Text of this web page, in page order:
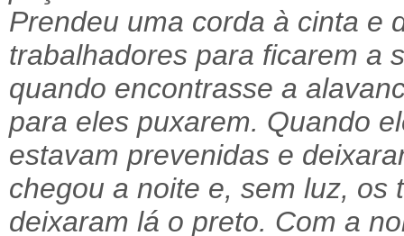
Prendeu uma corda à cinta e
trabalhadores para ficarem a
quando encontrasse a
para eles puxarem. Quando
estavam prevenidas e
chegou a noite e, sem luz, os
deixaram lá o preto. Com a